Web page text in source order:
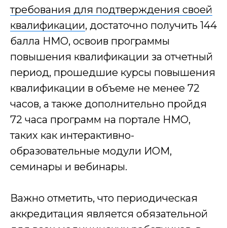
требования для подтверждения своей
квалификации, достаточно получить 144
балла НМО, освоив программы
повышения квалификации за отчетный
период, прошедшие курсы повышения
квалификации в объеме не менее 72
часов, а также дополнительно пройдя
72 часа программ на портале НМО,
таких как интерактивно-
образовательные модули ИОМ,
семинары и вебинары.
Важно отметить, что периодическая
аккредитация является обязательной
персональных данных
Заключаемся с
Обучение
+7
ПОЛУЧИТЬ СКИДКУ